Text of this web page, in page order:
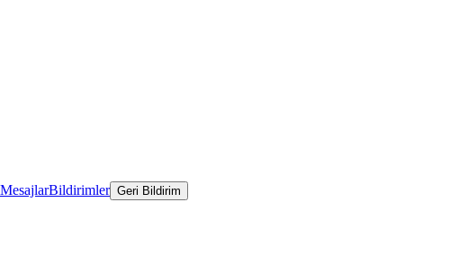
MesajlarBildirimler Geri Bildirim